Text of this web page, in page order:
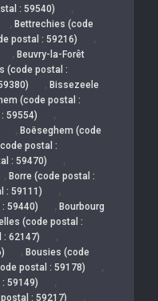
: 59540) ,
, Bettrechies (code
postal : 59216) ,
, Beuvry-la-Forêt
(code postal :
, Bissezeele
(code postal :
59554) ,
, Boëseghem (code
postal :
: 59470) ,
, Borre (code postal :
: 59111) ,
59440) , Bourbourg
(code postal :
: 62147) ,
, Bousies (code
postal : 59178) ,
59149) ,
: 59217) ,